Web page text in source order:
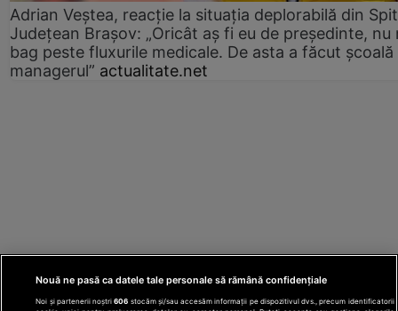
Adrian Veștea, reacție la situația deplorabilă din
Județean Brașov: „Oricât aș fi eu de președinte, nu
bag peste fluxurile medicale. De asta a făcut școală
managerul” actualitate.net
Nouă ne pasă ca datele tale personale să rămână confidențiale
Noi și partenerii noștri606 stocăm și/sau accesăm informații pe dispozitivul dvs., precum identificatorii